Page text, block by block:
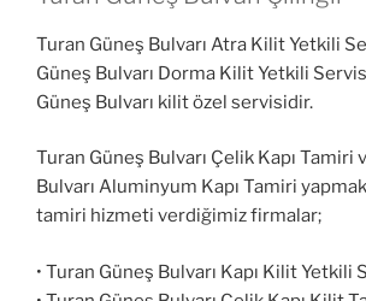
Turan Güneş Bulvarı Atra Kilit Yetkili
Güneş Bulvarı Dorma Kilit Yetkili
Güneş Bulvarı kilit özel servisidir.
Turan Güneş Bulvarı Çelik Kapı Tamiri
Bulvarı Aluminyum Kapı Tamiri
tamiri hizmeti verdiğimiz firmalar;
• Turan Güneş Bulvarı Kapı Kilit Yetkili